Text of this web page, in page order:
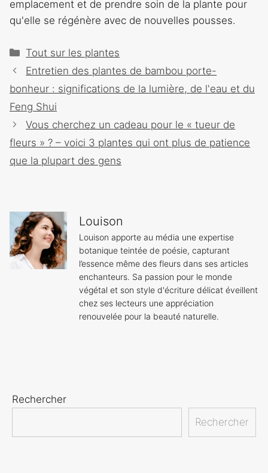
emplacement et de prendre soin de la plante pour
qu'elle se régénère avec de nouvelles pousses.
Catégories
Tout sur les plantes
Navigation
des
Entretien des plantes de bambou porte-
bonheur : significations de la lumière, de l'eau et du
Feng Shui
Vous cherchez un cadeau pour le « tueur de
fleurs » ? – voici 3 plantes qui ont plus de patience
que la plupart des gens
Louison
Louison apporte au média une expertise
botanique teintée de poésie, capturant
l’essence même des fleurs dans ses articles
enchanteurs. Sa passion pour le monde
végétal et son style d'écriture délicat éveillent
chez ses lecteurs une appréciation
renouvelée pour la beauté naturelle.
Rechercher
Rechercher